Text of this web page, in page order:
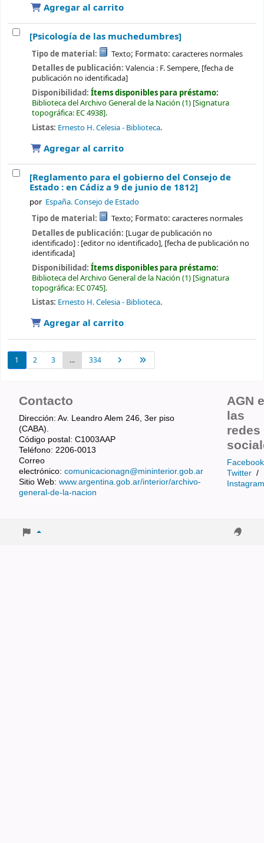
Agregar al carrito
[Psicología de las muchedumbres]
Tipo de material: Texto; Formato:caracteres normales
Detalles de publicación: Valencia : F. Sempere, [fecha de
publicación no identificada]
Disponibilidad: Ítems disponibles para préstamo:
Biblioteca del Archivo General de la Nación (1) Signatura
topográfica: EC 4938 .
Listas: Ernesto H. Celesia - Biblioteca.
Agregar al carrito
[Reglamento para el gobierno del Consejo de
Estado : en Cádiz a 9 de junio de 1812]
por España. Consejo de Estado
Tipo de material: Texto; Formato:caracteres normales
Detalles de publicación: [Lugar de publicación no
identificado] : [editor no identificado], [fecha de publicación no
identificada]
Disponibilidad: Ítems disponibles para préstamo:
Biblioteca del Archivo General de la Nación (1) Signatura
topográfica: EC 0745 .
Listas: Ernesto H. Celesia - Biblioteca.
Agregar al carrito
1 2 3 ... 334
Contacto
Dirección: Av. Leandro Alem 246, 3er piso
(CABA).
Código postal: C1003AAP
Teléfono: 2206-0013
Correo
electrónico: comunicacionagn@mininterior.gob.ar
Sitio Web: www.argentina.gob.ar/interior/archivo-
general-de-la-nacion
AGN
las
redes
Facebook
Twitter /
Instagram